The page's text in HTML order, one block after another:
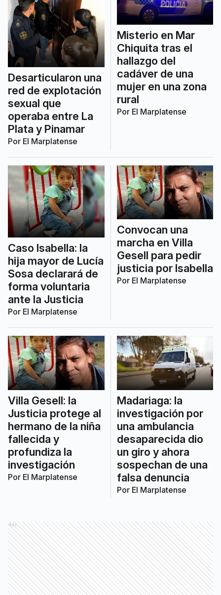
Desarticularon una
red de explotación
sexual que
operaba entre La
Plata y Pinamar
Por El Marplatense
Misterio en Mar
Chiquita tras el
hallazgo del
cadáver de una
mujer en una zona
rural
Por El Marplatense
Caso Isabella: la
hija mayor de Lucía
Sosa declarará de
forma voluntaria
ante la Justicia
Por El Marplatense
Convocan una
marcha en Villa
Gesell para pedir
justicia por Isabella
Por El Marplatense
Villa Gesell: la
Justicia protege al
hermano de la niña
fallecida y
profundiza la
investigación
Por El Marplatense
Madariaga: la
investigación por
una ambulancia
desaparecida dio
un giro y ahora
sospechan de una
falsa denuncia
Por El Marplatense
Ads